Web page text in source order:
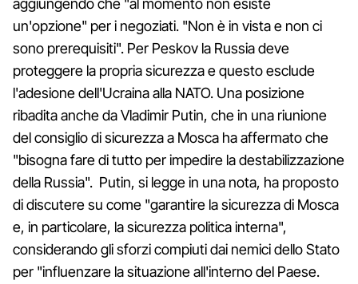
aggiungendo che "al momento non esiste
un'opzione" per i negoziati. "Non è in vista e non ci
sono prerequisiti". Per Peskov la Russia deve
proteggere la propria sicurezza e questo esclude
l'adesione dell'Ucraina alla NATO. Una posizione
ribadita anche da Vladimir Putin, che in una riunione
del consiglio di sicurezza a Mosca ha affermato che
"bisogna fare di tutto per impedire la destabilizzazione
della Russia". Putin, si legge in una nota, ha proposto
di discutere su come "garantire la sicurezza di Mosca
e, in particolare, la sicurezza politica interna",
considerando gli sforzi compiuti dai nemici dello Stato
per "influenzare la situazione all'interno del Paese.